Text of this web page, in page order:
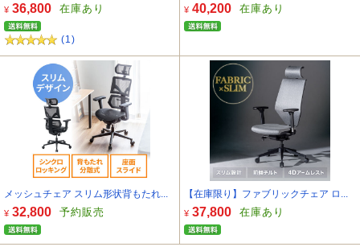
¥ 36,800 在庫あり
(1)
¥ 40,200 在庫あり
メッシュチェア スリム形状背もたれ...
¥ 32,800 予約販売
【在庫限り】ファブリックチェア ロ...
¥ 37,800 在庫あり